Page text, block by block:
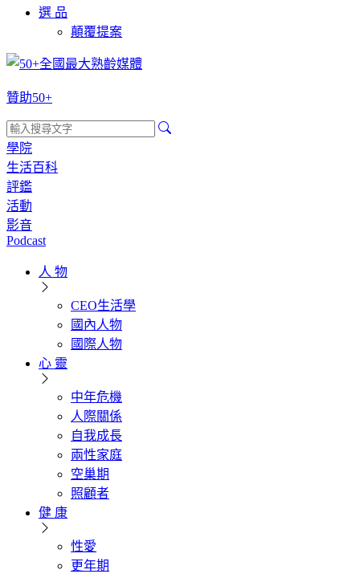
選 品
顛覆提案
贊助50+
學院
生活百科
評鑑
活動
影音
Podcast
人 物
CEO生活學
國內人物
國際人物
心 靈
中年危機
人際關係
自我成長
兩性家庭
空巢期
照顧者
健 康
性愛
更年期